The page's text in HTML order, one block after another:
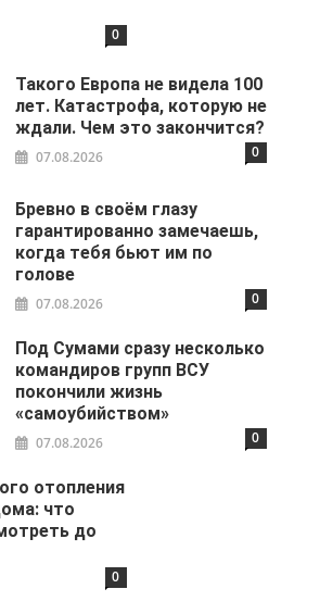
0
Такого Европа не видела 100
лет. Катастрофа, которую не
ждали. Чем это закончится?
07.08.2026 0
Бревно в своём глазу
гарантированно замечаешь,
когда тебя бьют им по
голове
07.08.2026 0
Под Сумами сразу несколько
командиров групп ВСУ
покончили жизнь
«самоубийством»
07.08.2026 0
отопления
что
до
0